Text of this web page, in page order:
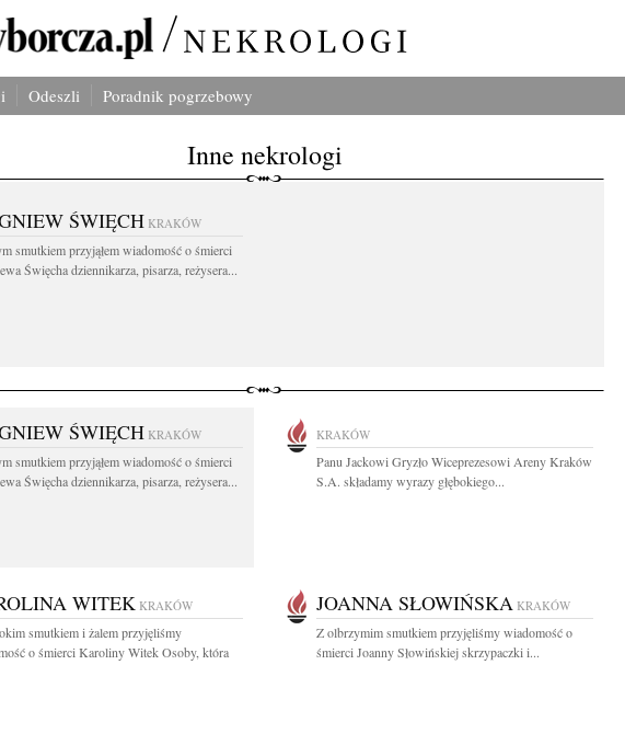
Odeszli Poradnik pogrzebowy
Inne nekrologi
ŚWIĘCH KRAKÓW
smutkiem przyjąłem wiadomość o śmierci
Święcha dziennikarza, pisarza, reżysera...
ŚWIĘCH KRAKÓW
smutkiem przyjąłem wiadomość o śmierci
Święcha dziennikarza, pisarza, reżysera...
KRAKÓW
Panu Jackowi Gryzło Wiceprezesowi Areny Kraków
S.A. składamy wyrazy głębokiego...
WITEK KRAKÓW
smutkiem i żalem przyjęliśmy
o śmierci Karoliny Witek Osoby, która
JOANNA SŁOWIŃSKA KRAKÓW
Z olbrzymim smutkiem przyjęliśmy wiadomość o
śmierci Joanny Słowińskiej skrzypaczki i...